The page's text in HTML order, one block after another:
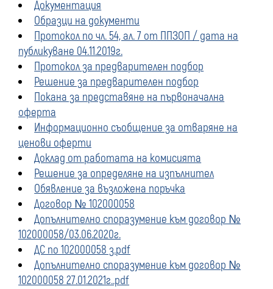
Документация
Образци на документи
Протокол по чл. 54, ал. 7 от ППЗОП / дата на
публикуване 04.11.2019г.
Протокол за предварителен подбор
Решение за предварителен подбор
Покана за представяне на първоначална
оферта
Информационно съобщение за отваряне на
ценови оферти
Доклад от работата на комисията
Решение за определяне на изпълнител
Обявление за възложена поръчка
Договор № 102000058
Допълнително споразумение към договор №
102000058/03.06.2020г.
ДС по 102000058 з.pdf
Допълнително споразумение към договор №
102000058 27.01.2021г..pdf